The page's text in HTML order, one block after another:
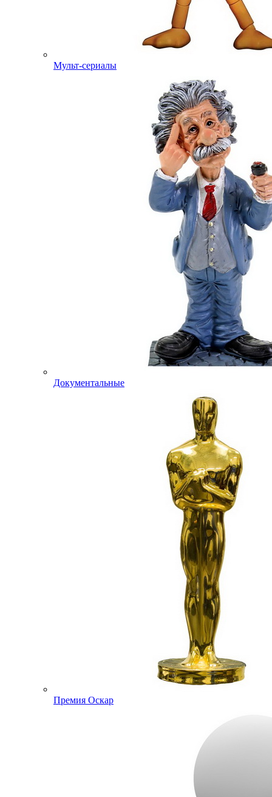
Мульт-сериалы
Документальные
Премия Оскар